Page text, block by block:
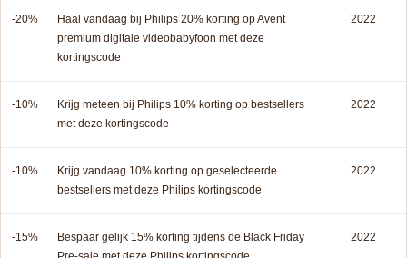
-20%
Haal vandaag bij Philips 20% korting op Avent
premium digitale videobabyfoon met deze
kortingscode
2022
-10%
Krijg meteen bij Philips 10% korting op bestsellers
met deze kortingscode
2022
-10%
Krijg vandaag 10% korting op geselecteerde
bestsellers met deze Philips kortingscode
2022
-15%
Bespaar gelijk 15% korting tijdens de Black Friday
2022